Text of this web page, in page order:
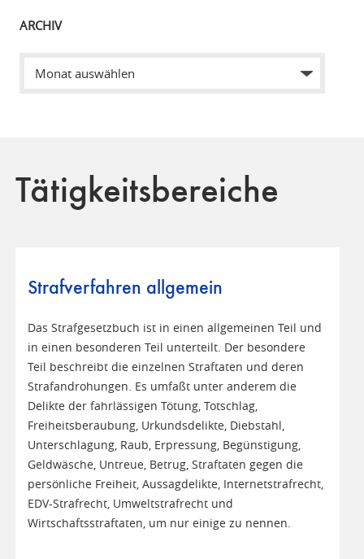
ARCHIV
Tätigkeitsbereiche
Strafverfahren allgemein
Das Strafgesetzbuch ist in einen allgemeinen Teil und
in einen besonderen Teil unterteilt. Der besondere
Teil beschreibt die einzelnen Straftaten und deren
Strafandrohungen. Es umfaßt unter anderem die
Delikte der fahrlässigen Tötung, Totschlag,
Freiheitsberaubung, Urkundsdelikte, Diebstahl,
Unterschlagung, Raub, Erpressung, Begünstigung,
Geldwäsche, Untreue, Betrug, Straftaten gegen die
persönliche Freiheit, Aussagdelikte, Internetstrafrecht,
EDV-Strafrecht, Umweltstrafrecht und
Wirtschaftsstraftaten, um nur einige zu nennen.